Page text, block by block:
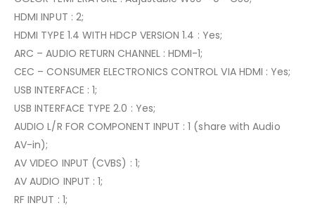
HDMI INPUT : 2;
HDMI TYPE 1.4 WITH HDCP VERSION 1.4 : Yes;
ARC – AUDIO RETURN CHANNEL : HDMI-1;
CEC – CONSUMER ELECTRONICS CONTROL VIA HDMI : Yes;
USB INTERFACE : 1;
USB INTERFACE TYPE 2.0 : Yes;
AUDIO L/R FOR COMPONENT INPUT : 1 (share with Audio
AV-in);
AV VIDEO INPUT (CVBS) : 1;
AV AUDIO INPUT : 1;
RF INPUT : 1;